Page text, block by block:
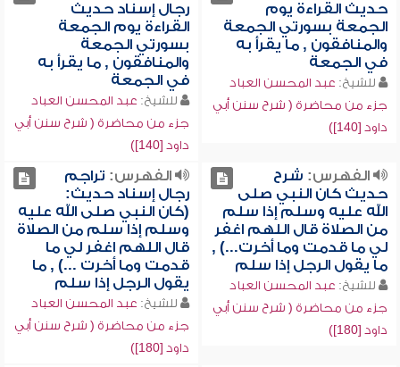
حديث القراءة يوم
الجمعة بسورتي الجمعة
والمنافقون , ما يقرأ به
في الجمعة
للشيخ: عبد المحسن العباد
جزء من محاضرة ( شرح سنن أبي
داود [140])
رجال إسناد حديث
القراءة يوم الجمعة
بسورتي الجمعة
والمنافقون , ما يقرأ به
في الجمعة
للشيخ: عبد المحسن العباد
جزء من محاضرة ( شرح سنن أبي
داود [140])
الفهرس: شرح
حديث كان النبي صلى
الله عليه وسلم إذا سلم
من الصلاة قال اللهم اغفر
لي ما قدمت وما أخرت...) ,
ما يقول الرجل إذا سلم
للشيخ: عبد المحسن العباد
جزء من محاضرة ( شرح سنن أبي
داود [180])
الفهرس: تراجم
رجال إسناد حديث:
(كان النبي صلى الله عليه
وسلم إذا سلم من الصلاة
قال اللهم اغفر لي ما
قدمت وما أخرت ...) , ما
يقول الرجل إذا سلم
للشيخ: عبد المحسن العباد
جزء من محاضرة ( شرح سنن أبي
داود [180])